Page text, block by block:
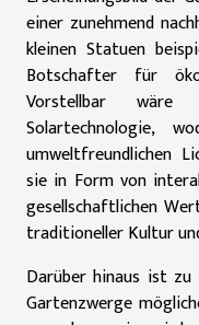
einer zunehmend
kleinen Statuen
Botschafter für
Vorstellbar
Solartechnologie,
umweltfreundlichen
sie in Form von
gesellschaftlichen
traditioneller Kultur
Darüber hinaus ist zu
Gartenzwerge